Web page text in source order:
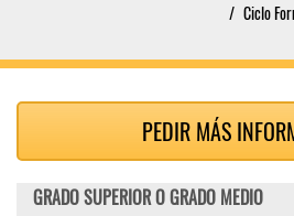
Ciclo
PEDIR MÁS
GRADO SUPERIOR O GRADO MEDIO